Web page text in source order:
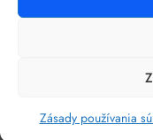
Zásady používania
Zásady